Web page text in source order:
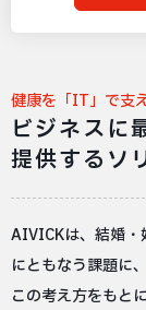
健康を「IT」で支
ビジネスに
提供する ソ
AIVICKは、結婚・
にともなう課題に
この考え方をもと